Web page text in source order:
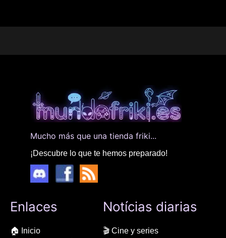
Mucho más que una tienda friki...
¡Descubre lo que te hemos preparado!
Enlaces
🏠 Inicio
Notícias diarias
🎬 Cine y series